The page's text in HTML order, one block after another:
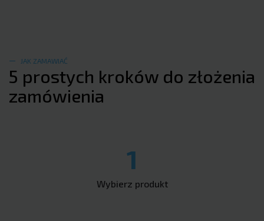
JAK ZAMAWIAĆ
5 prostych kroków do złożenia
zamówienia
1
Wybierz produkt